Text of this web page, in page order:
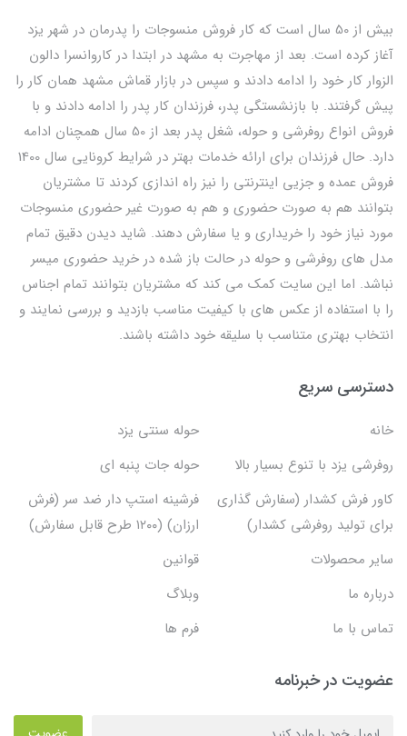
بیش از 50 سال است که کار فروش منسوجات را پدرمان در شهر یزد
آغاز کرده است. بعد از مهاجرت به مشهد در ابتدا در کاروانسرا دالون
الزوار کار خود را ادامه دادند و سپس در بازار قماش مشهد همان کار را
پیش گرفتند. با بازنشستگی پدر، فرزندان کار پدر را ادامه دادند و با
فروش انواع روفرشی و حوله، شغل پدر بعد از 50 سال همچنان ادامه
دارد. حال فرزندان برای ارائه خدمات بهتر در شرایط کرونایی سال 1400
فروش عمده و جزیی اینترنتی را نیز راه اندازی کردند تا مشتریان
بتوانند هم به صورت حضوری و هم به صورت غیر حضوری منسوجات
مورد نیاز خود را خریداری و یا سفارش دهند. شاید دیدن دقیق تمام
مدل های روفرشی و حوله در حالت باز شده در خرید حضوری میسر
نباشد. اما این سایت کمک می کند که مشتریان بتوانند تمام اجناس
را با استفاده از عکس های با کیفیت مناسب بازدید و بررسی نمایند و
انتخاب بهتری متناسب با سلیقه خود داشته باشند.
دسترسی سریع
خانه
حوله سنتی یزد
روفرشی یزد با تنوع بسیار بالا
حوله جات پنبه ای
کاور فرش کشدار (سفارش گذاری
برای تولید روفرشی کشدار)
فرشینه استپ دار ضد سر (فرش
ارزان) (۱۲۰۰ طرح قابل سفارش)
سایر محصولات
قوانین
درباره ما
وبلاگ
تماس با ما
فرم ها
عضویت در خبرنامه